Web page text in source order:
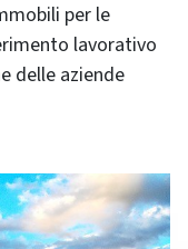
per le
lavorativo
delle aziende